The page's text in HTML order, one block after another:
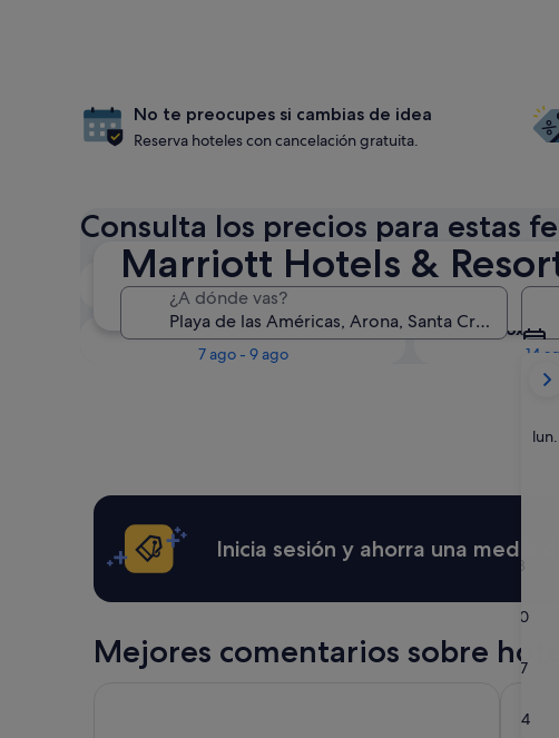
Marriott Hotels &
¿A dónde vas?
meses
son
de
2026.
lun.
3
10
17
24
No te preocupes si cambias de idea
Reserva hoteles con cancelación gratuita.
Consulta los precios para estas
Esta noche
6 ago - 7 ago
7
Este fin de semana
7 ago - 9 ago
Próximo
14
Inicia sesión y ahorra una media
Mejores comentarios sobre